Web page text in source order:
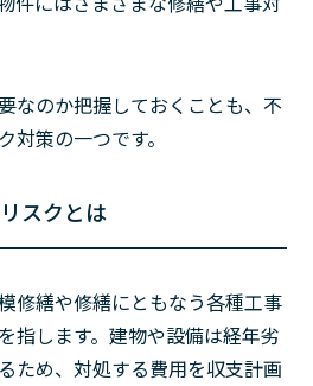
なのか把握しておくことも、不
対策の一つです。
スクとは
修繕や修繕にともなう各種工事
指します。建物や設備は経年劣
ため、対処する費用を収支計画